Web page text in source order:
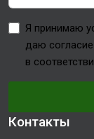
Я принимаю
даю
в
Контакты